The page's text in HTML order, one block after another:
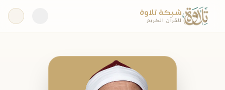
شبكة تلاوة
للقرآن الكريم